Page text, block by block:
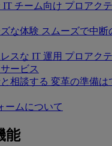
IT チーム向け プロアク
な体験 スムーズで中
スな IT 運用 プロアク
ービス
相談する 変革の準備は
ームについて
能